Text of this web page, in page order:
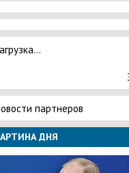
партнеров
ДНЯ